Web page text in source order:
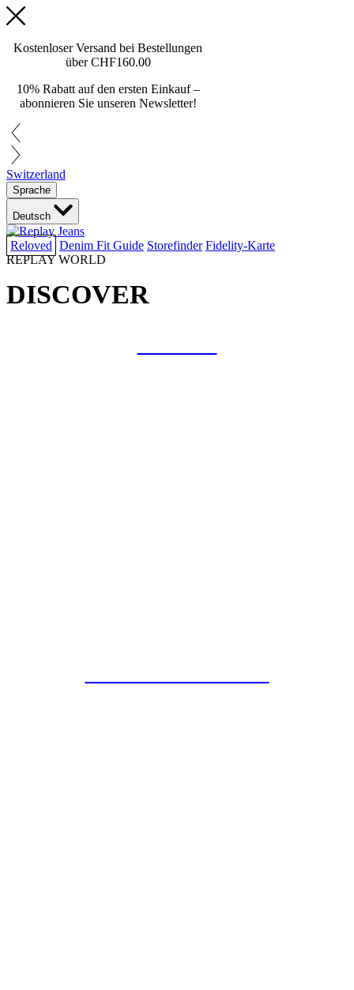
Kostenloser Versand bei Bestellungen
überCHF160.00
10% Rabatt auf den ersten Einkauf –
abonnieren Sie unseren Newsletter!
Switzerland
Sprache
Deutsch
Reloved Denim Fit Guide Storefinder Fidelity-Karte
REPLAY WORLD
DISCOVER